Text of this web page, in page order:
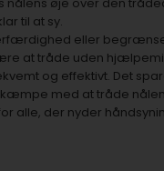
til at sy.
eller
at tråde uden
og effektivt. Det
med at tråde
alle, der nyder